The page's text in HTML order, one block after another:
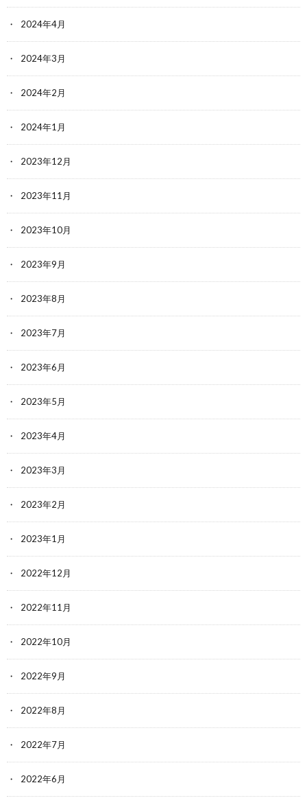
2024年4月
2024年3月
2024年2月
2024年1月
2023年12月
2023年11月
2023年10月
2023年9月
2023年8月
2023年7月
2023年6月
2023年5月
2023年4月
2023年3月
2023年2月
2023年1月
2022年12月
2022年11月
2022年10月
2022年9月
2022年8月
2022年7月
2022年6月